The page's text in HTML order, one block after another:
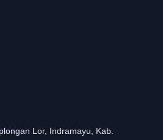
Lor, Indramayu, Kab.